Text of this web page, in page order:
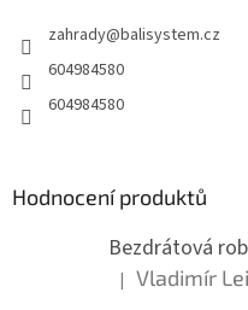
zahrady@balisystem.cz
604984580
604984580
Hodnocení produktů
Hodnocení
| Vladimír